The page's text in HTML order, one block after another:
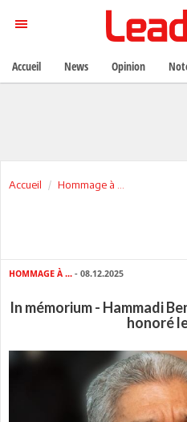
Accueil Hommage à ...
HOMMAGE À ... - 08.12.2025
In mémorium - Hammadi
honoré
Accueil News Opinion